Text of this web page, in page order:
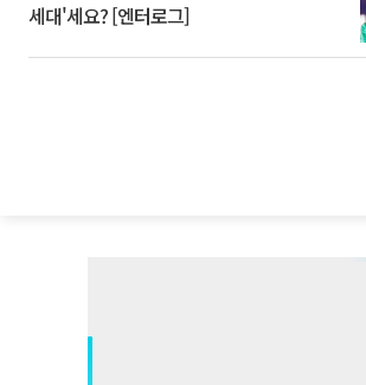
세대'세요? [엔터로그]